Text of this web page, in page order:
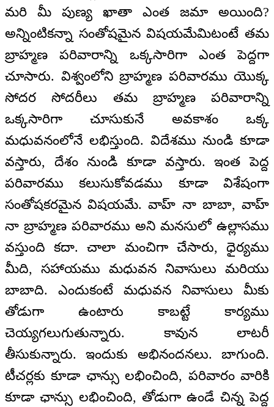
మరి మీ పుణ్య ఖాతా ఎంత జమా అయింది?
అన్నింటికన్నా సంతోషమైన విషయమేమిటంటే తమ
బ్రాహ్మణ పరివారాన్ని ఒక్కసారిగా ఎంత పెద్దగా
చూసారు. విశ్వంలోని బ్రాహ్మణ పరివారము యొక్క
సోదర సోదరీలు తమ బ్రాహ్మణ పరివారాన్ని
ఒక్కసారిగా చూసుకునే అవకాశం ఒక్క
మధువనంలోనే లభిస్తుంది. విదేశము నుండి కూడా
వస్తారు, దేశం నుండి కూడా వస్తారు. ఇంత పెద్ద
పరివారము కలుసుకోవడము కూడా విశేషంగా
సంతోషకరమైన విషయమే. వాహ్‌ నా బాబా, వాహ్‌
నా బ్రాహ్మణ పరివారము అని మనసులో ఉల్లాసము
వస్తుంది కదా. చాలా మంచిగా చేసారు, ధైర్యము
మీది, సహాయము మధువన నివాసులు మరియు
బాబాది. ఎందుకంటే మధువన నివాసులు మీకు
తోడుగా ఉంటారు కాబట్టే కార్యము
చెయ్యగలుగుతున్నారు. కావున లాటరీ
తీసుకున్నారు. ఇందుకు అభినందనలు. బాగుంది.
టీచర్లకు కూడా ఛాన్సు లభించింది, పరివారం వారికి
కూడా ఛాన్సు లభించింది, తోడుగా ఉండే చిన్న పెద్ద